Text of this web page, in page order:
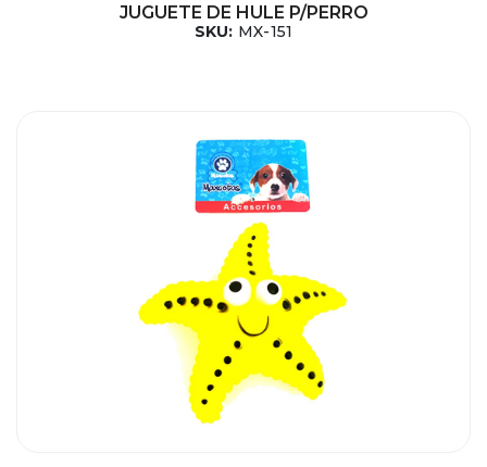
JUGUETE DE HULE P/PERRO
SKU: MX-151